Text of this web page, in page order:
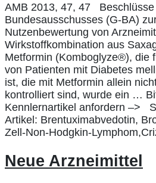
AMB 2013, 47, 47 Beschlüsse
Bundesausschusses (G-BA)
Nutzenbewertung von
Wirkstoffkombination aus
Metformin (Komboglyze®), die
von Patienten mit Diabetes
ist, die mit Metformin allein
kontrolliert sind, wurde ein …
Kennlernartikel anfordern –>
Artikel: Brentuximabvedotin,
Zell-Non-Hodgkin-
Neue Arzneimittel